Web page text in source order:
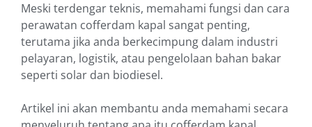
Meski terdengar teknis, memahami fungsi dan cara
perawatan cofferdam kapal sangat penting,
terutama jika anda berkecimpung dalam industri
pelayaran, logistik, atau pengelolaan bahan bakar
seperti solar dan biodiesel.
Artikel ini akan membantu anda memahami secara